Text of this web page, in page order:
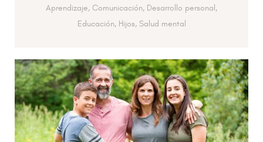
Aprendizaje, Comunicación, Desarrollo personal,
Educación, Hijos, Salud mental